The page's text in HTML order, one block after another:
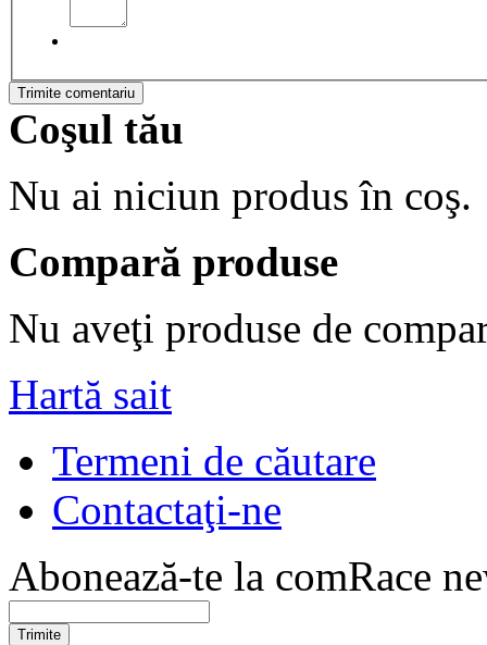
Trimite comentariu
Coşul tău
Nu ai niciun produs în coş.
Compară produse
Nu aveţi produse de
Hartă sait
Termeni de căutare
Contactaţi-ne
Abonează-te la comRace
Trimite